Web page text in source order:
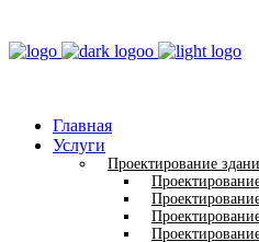
Главная
Услуги
Проектирование